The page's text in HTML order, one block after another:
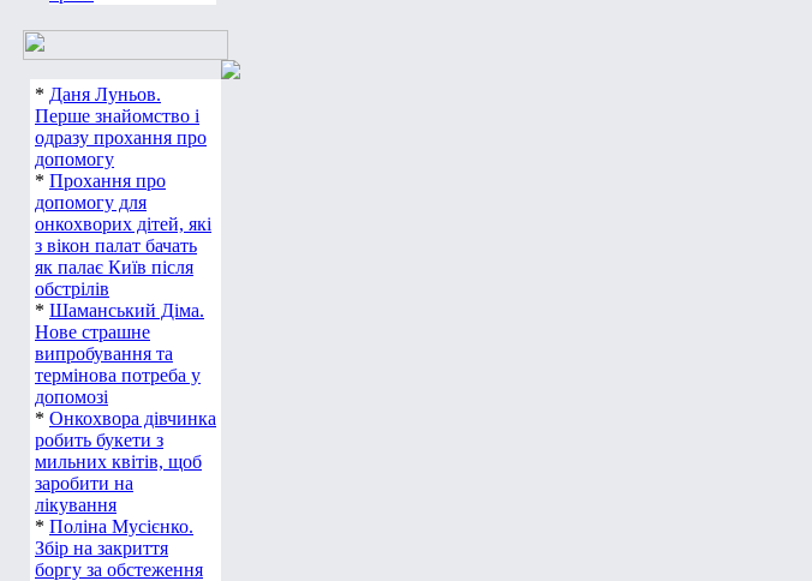
* Даня Луньов.
Перше знайомство і
одразу прохання про
допомогу
* Прохання про
допомогу для
онкохворих дітей, які
з вікон палат бачать
як палає Київ після
обстрілів
* Шаманський Діма.
Нове страшне
випробування та
термінова потреба у
допомозі
* Онкохвора дівчинка
робить букети з
мильних квітів, щоб
заробити на
лікування
* Поліна Мусієнко.
Збір на закриття
боргу за обстеження